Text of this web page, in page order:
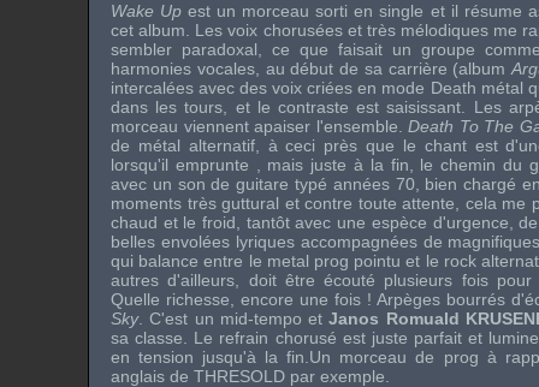
Wake Up est un morceau sorti en single et il résume
cet album. Les voix chorusées et très mélodiques me
sembler paradoxal, ce que faisait un groupe
harmonies vocales, au début de sa carrière (album
intercalées avec des voix criées en mode Death métal
dans les tours, et le contraste est saisissant. Les
morceau viennent apaiser l'ensemble. Death To The
de métal alternatif, à ceci près que le chant est
lorsqu'il emprunte , mais juste à la fin, le chemin du
avec un son de guitare typé années 70, bien chargé
moments très guttural et contre toute attente, cela me
chaud et le froid, tantôt avec une espèce d'urgence,
belles envolées lyriques accompagnées de
qui balance entre le metal prog pointu et le rock
autres d'ailleurs, doit être écouté plusieurs fois
Quelle richesse, encore une fois ! Arpèges bourrés
Sky. C'est un mid-tempo etJanos Romuald
sa classe. Le refrain chorusé est juste parfait et
en tension jusqu'à la fin.Un morceau de prog à
anglais de THRESOLD par exemple.